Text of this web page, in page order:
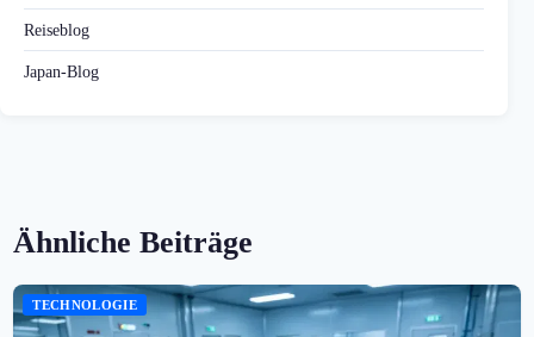
Reiseblog
Japan-Blog
Ähnliche Beiträge
TECHNOLOGIE